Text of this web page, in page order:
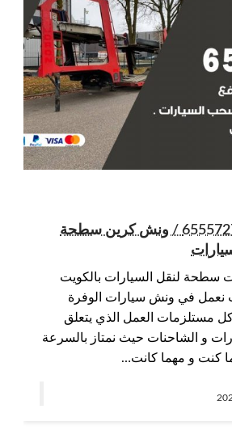
ونش الوفرة / 65557275 / ونش كرين سطحة
سطحة لنقل السيارات بالكويت
في ونش سيارات الوفرة
مستلزمات العمل الذي يتعلق
و الشاحنات حيث نمتاز بالسرعة
كنت و مهما كانت…